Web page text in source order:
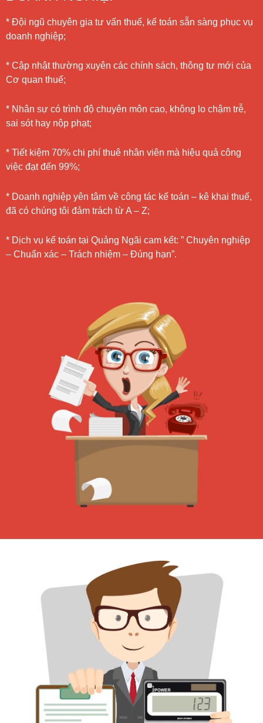
* Đội ngũ chuyên gia tư vấn thuế, kế toán sẵn sàng phục vụ
doanh nghiệp;
* Cập nhật thường xuyên các chính sách, thông tư mới của
Cơ quan thuế;
* Nhân sự có trình độ chuyên môn cao, không lo chậm trễ,
sai sót hay nộp phạt;
* Tiết kiệm 70% chi phí thuê nhân viên mà hiệu quả công
việc đạt đến 99%;
* Doanh nghiệp yên tâm về công tác kế toán – kê khai thuế,
đã có chúng tôi đảm trách từ A – Z;
* Dịch vụ kế toán tại Quảng Ngãi cam kết: ” Chuyên nghiệp
– Chuẩn xác – Trách nhiệm – Đúng hạn”.